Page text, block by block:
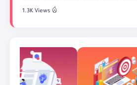
1.3K Views